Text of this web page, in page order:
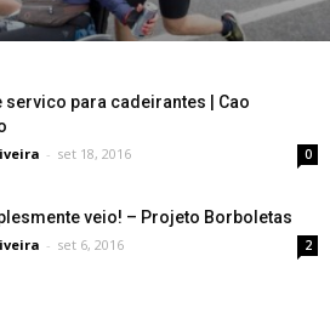
servico para cadeirantes | Cao
- set 18, 2016 0
veio! – Projeto Borboletas
- set 6, 2016 2